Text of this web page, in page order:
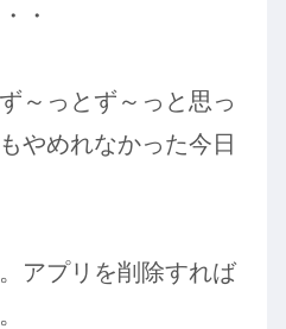
・
～っとず～っと思っ
やめれなかった今日
アプリを削除すれば